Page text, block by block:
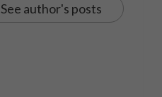
See author's posts